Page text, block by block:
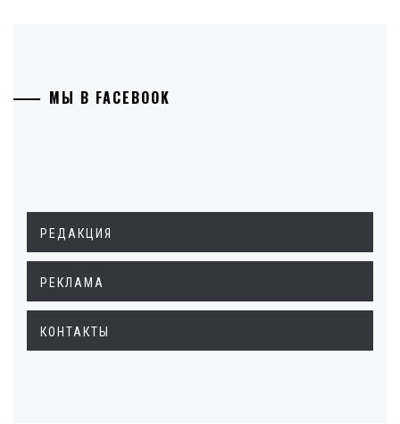
МЫ В FACEBOOK
РЕДАКЦИЯ
РЕКЛАМА
КОНТАКТЫ